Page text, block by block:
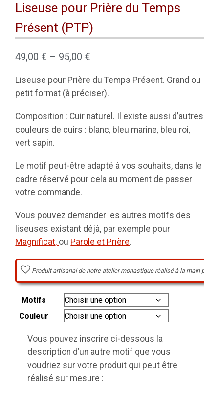
Liseuse pour Prière du Temps
Présent (PTP)
49,00 € – 95,00 €
Liseuse pour Prière du Temps Présent. Grand ou
petit format (à préciser).
Composition : Cuir naturel. Il existe aussi d’autres
couleurs de cuirs : blanc, bleu marine, bleu roi,
vert sapin.
Le motif peut-être adapté à vos souhaits, dans le
cadre réservé pour cela au moment de passer
votre commande.
Vous pouvez demander les autres motifs des
liseuses existant déjà, par exemple pour
Magnificat, ou Parole et Prière.
Produit artisanal de notre atelier monastique réalisé à la main par
Motifs
Couleur
Vous pouvez inscrire ci-dessous la
description d’un autre motif que vous
voudriez sur votre produit qui peut être
réalisé sur mesure :